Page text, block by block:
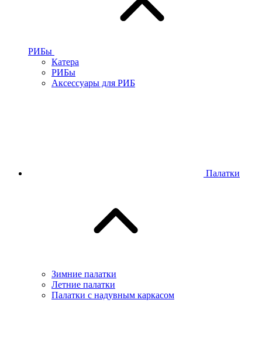
РИБы
Катера
РИБы
Аксессуары для РИБ
Палатки
Зимние палатки
Летние палатки
Палатки с надувным каркасом